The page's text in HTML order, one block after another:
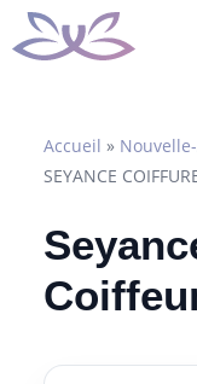
Aller
au
Accueil »
SEYANCE